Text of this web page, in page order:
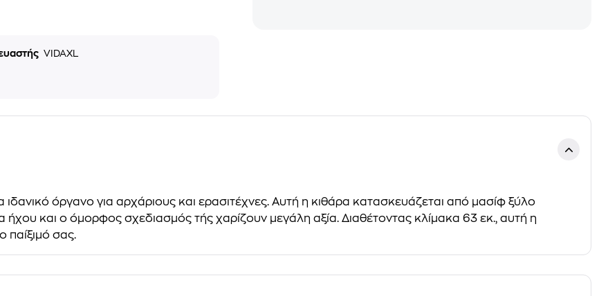
VIDAXL
όργανο για αρχάριους και ερασιτέχνες. Αυτή η κιθάρα κατασκευάζεται από μασίφ ξύλο
ήχου και ο όμορφος σχεδιασμός τής χαρίζουν μεγάλη αξία. Διαθέτοντας κλίμακα 63 εκ., αυτή η
παίξιμό σας.